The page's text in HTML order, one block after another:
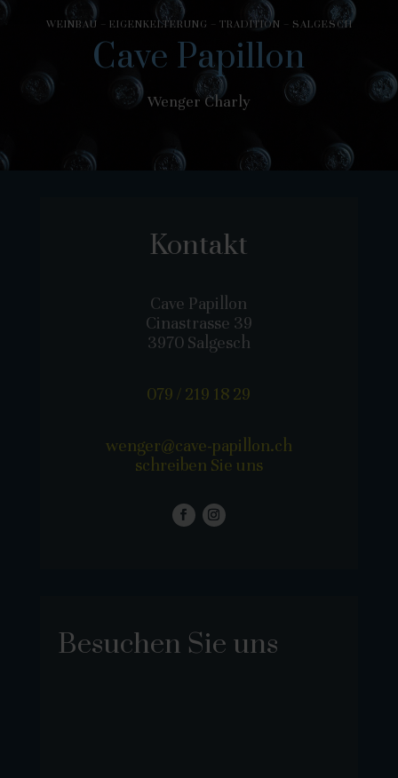
WEINBAU – EIGENKELTERUNG – TRADITION – SALGESCH
Cave Papillon
Wenger Charly
Kontakt
Cave Papillon
Cinastrasse 39
3970 Salgesch
079 / 219 18 29
wenger@cave-papillon.ch
schreiben Sie uns
Besuchen Sie uns